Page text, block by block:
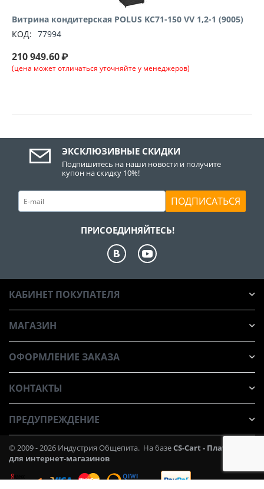
Витрина кондитерская POLUS KC71-150 VV 1,2-1 (9005)
КОД: 77994
210 949.60₽
(цена может отличаться уточняйте у менеджеров)
ЭКСКЛЮЗИВНЫЕ СКИДКИ
Подпишитесь на наши новости и получите
купон на скидку 10%!
ПОДПИСАТЬСЯ
ПРИСОЕДИНЯЙТЕСЬ!
КАБИНЕТ ПОКУПАТЕЛЯ
МАГАЗИН
ОФОРМЛЕНИЕ ЗАКАЗА
КОНТАКТЫ
ПРЕДУПРЕЖДЕНИЕ
© 2009 - 2026 Индустрия Общепита. На базеCS-Cart - Платформа
для интернет-магазинов